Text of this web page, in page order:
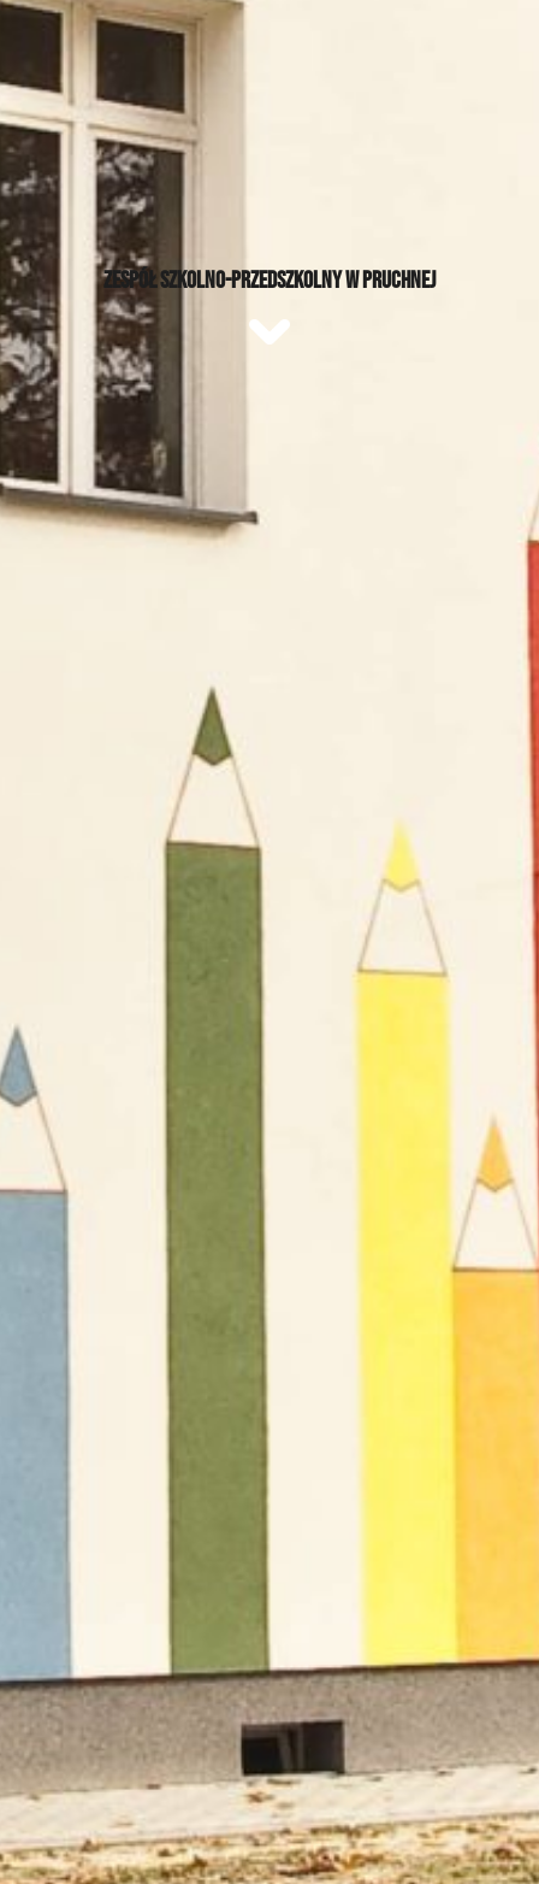
ZESPÓŁ SZKOLNO-PRZEDSZKOLNY W PRUCHNEJ